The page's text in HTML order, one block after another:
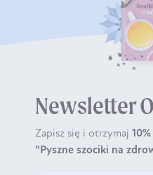
Newsletter
Zapisz się i otrzymaj
"Pyszne szociki na